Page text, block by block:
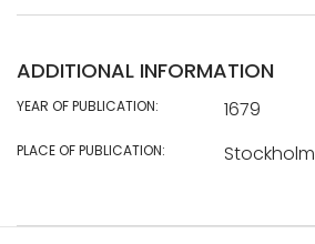
ADDITIONAL INFORMATION
YEAR OF PUBLICATION: 1679
PLACE OF PUBLICATION: Stockholm